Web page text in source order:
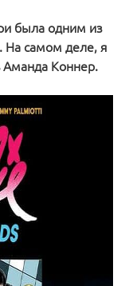
была одним из
На самом деле, я
Аманда Коннер.